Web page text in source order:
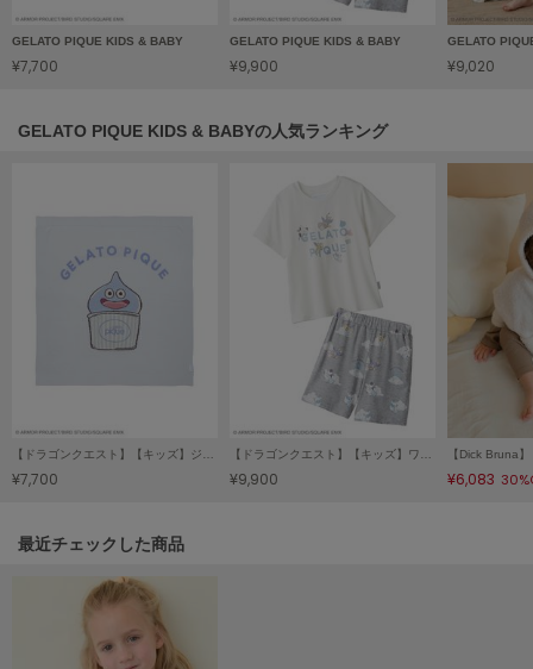
MICHU COQUETTE
ミチュ コケット
ミースロエ
Mila Owen
ミラオーウェン
モワージュ
NEW Balance
GELATO PIQUE KIDS & BABY
¥7,700
GELATO PIQUE KIDS & BABY
¥9,900
GELATO
¥9,020
GELATO PIQUE KIDS & BABYの人気ランキング
¥7,700 ¥9,900 ¥6,083
関連記事
最近チェックした商品